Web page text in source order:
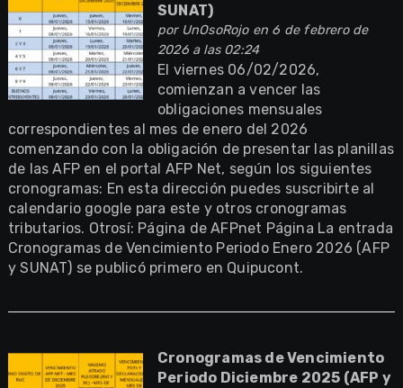
SUNAT)
por UnOsoRojoen 6 de febrero de
2026 a las 02:24
El viernes 06/02/2026,
comienzan a vencer las
obligaciones mensuales
correspondientes al mes de enero del 2026
comenzando con la obligación de presentar las planillas
de las AFP en el portal AFP Net, según los siguientes
cronogramas: En esta dirección puedes suscribirte al
calendario google para este y otros cronogramas
tributarios. Otrosí: Página de AFPnet Página La entrada
Cronogramas de Vencimiento Periodo Enero 2026 (AFP
y SUNAT) se publicó primero en Quipucont.
Cronogramas de Vencimiento
Periodo Diciembre 2025 (AFP y